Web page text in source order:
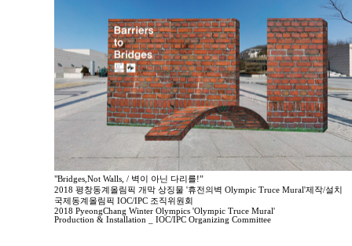
"Bridges,Not Walls, / 벽이 아닌 다리를!”
2018 평창동계올림픽 개막 상징물 '휴전의벽 Olympic Truce Mural'제작/설치
국제동계올림픽 IOC/IPC 조직위원회
2018 PyeongChang Winter Olympics 'Olympic Truce Mural'
Production & Installation _ IOC/IPC Organizing Committee